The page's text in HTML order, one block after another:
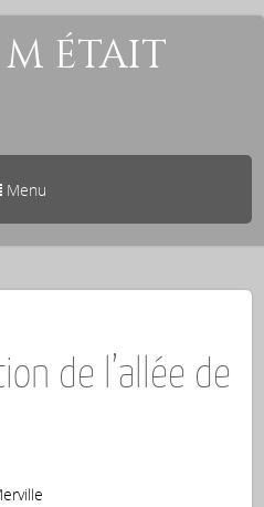
était
Menu
de l’allée de